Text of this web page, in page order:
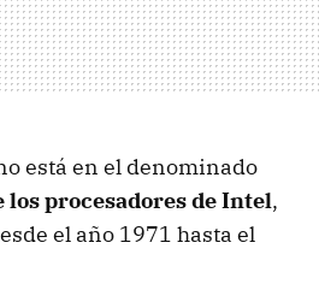
está en el denominado
los procesadores de Intel,
el año 1971 hasta el